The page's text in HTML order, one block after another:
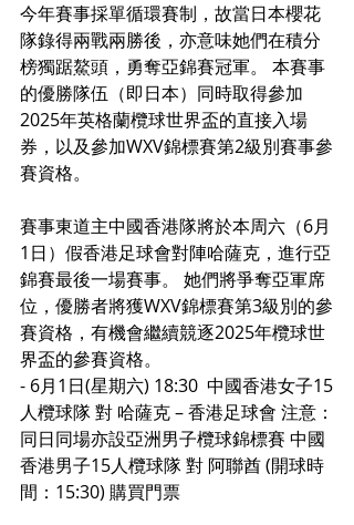
今年賽事採單循環賽制，故當日本櫻花
隊錄得兩戰兩勝後，亦意味她們在積分
榜獨踞鰲頭，勇奪亞錦賽冠軍。 本賽事
的優勝隊伍（即日本）同時取得參加
2025年英格蘭欖球世界盃的直接入場
券，以及參加WXV錦標賽第2級別賽事參
賽資格。
賽事東道主中國香港隊將於本周六（6月
1日）假香港足球會對陣哈薩克，進行亞
錦賽最後一場賽事。 她們將爭奪亞軍席
位，優勝者將獲WXV錦標賽第3級別的參
賽資格，有機會繼續競逐2025年欖球世
界盃的參賽資格。
- 6月1日(星期六) 18:30  中國香港女子15
人欖球隊 對 哈薩克 – 香港足球會 注意：
同日同場亦設亞洲男子欖球錦標賽 中國
香港男子15人欖球隊 對 阿聯酋 (開球時
間：15:30) 購買門票